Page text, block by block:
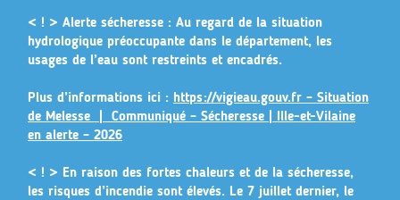
< ! > Alerte sécheresse : Au regard de la situation
hydrologique préoccupante dans le département, les
usages de l’eau sont restreints et encadrés.
Plus d’informations ici : https://vigieau.gouv.fr – Situation
de Melesse | Communiqué – Sécheresse | Ille-et-Vilaine
en alerte – 2026
< ! > En raison des fortes chaleurs et de la sécheresse,
les risques d’incendie sont élevés. Le 7 juillet dernier, le